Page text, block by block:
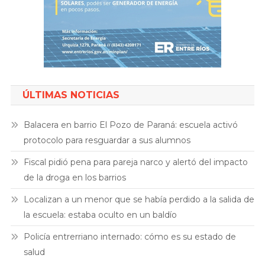
ÚLTIMAS NOTICIAS
Balacera en barrio El Pozo de Paraná: escuela activó
protocolo para resguardar a sus alumnos
Fiscal pidió pena para pareja narco y alertó del impacto
de la droga en los barrios
Localizan a un menor que se había perdido a la salida de
la escuela: estaba oculto en un baldío
Policía entrerriano internado: cómo es su estado de
salud